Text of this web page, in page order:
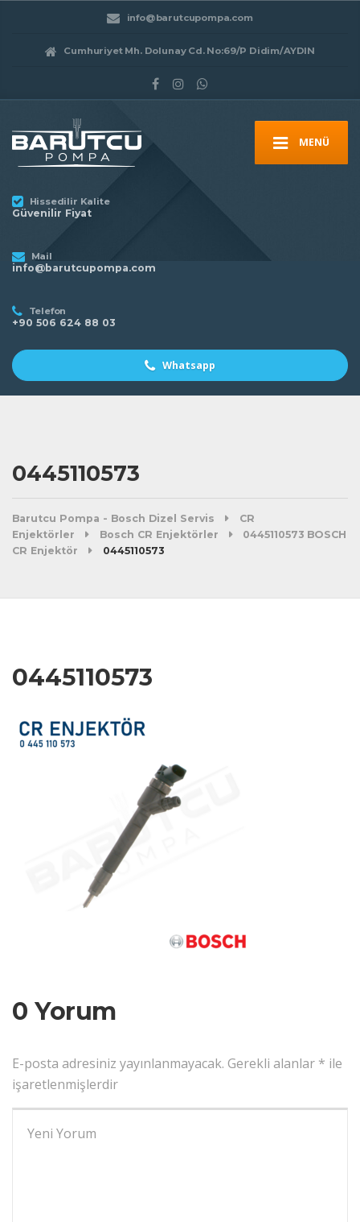
info@barutcupompa.com
Cumhuriyet Mh. Dolunay Cd. No:69/P Didim/AYDIN
MENÜ
Hissedilir Kalite
Güvenilir Fiyat
Mail
info@barutcupompa.com
Telefon
+90 506 624 88 03
Whatsapp
0445110573
Barutcu Pompa - Bosch Dizel Servis
CR
Enjektörler
Bosch CR Enjektörler
0445110573 BOSCH
CR Enjektör
0445110573
0445110573
0 Yorum
E-posta adresiniz yayınlanmayacak. Gerekli alanlar * ile
işaretlenmişlerdir